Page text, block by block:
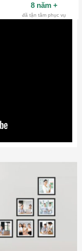
8 năm +
đã tận tâm phục vụ